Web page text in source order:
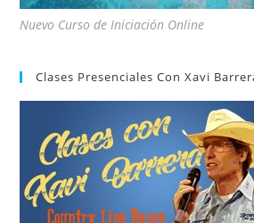
Nuevo Curso de Iniciación Online
Clases Presenciales Con Xavi